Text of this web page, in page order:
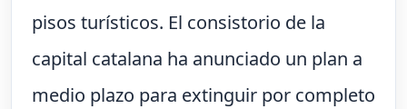
pisos turísticos. El consistorio de la
capital catalana ha anunciado un plan a
medio plazo para extinguir por completo